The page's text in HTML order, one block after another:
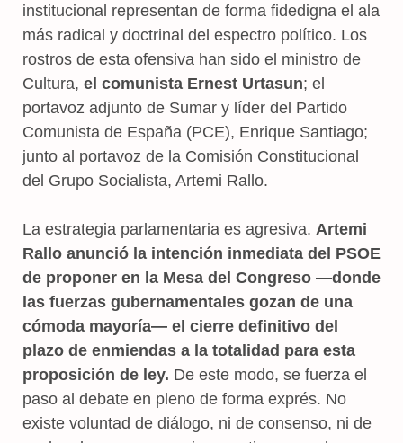
institucional representan de forma fidedigna el ala
más radical y doctrinal del espectro político. Los
rostros de esta ofensiva han sido el ministro de
Cultura, el comunista Ernest Urtasun; el
portavoz adjunto de Sumar y líder del Partido
Comunista de España (PCE), Enrique Santiago;
junto al portavoz de la Comisión Constitucional
del Grupo Socialista, Artemi Rallo.
La estrategia parlamentaria es agresiva. Artemi
Rallo anunció la intención inmediata del PSOE
de proponer en la Mesa del Congreso —donde
las fuerzas gubernamentales gozan de una
cómoda mayoría— el cierre definitivo del
plazo de enmiendas a la totalidad para esta
proposición de ley. De este modo, se fuerza el
paso al debate en pleno de forma exprés. No
existe voluntad de diálogo, ni de consenso, ni de